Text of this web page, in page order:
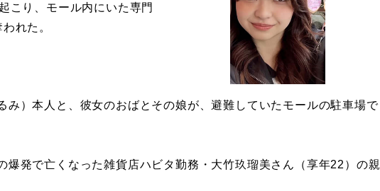
こり、モール内にいた専門
れた。
み）本人と、彼女のおばとその娘が、避難していたモールの駐車場で
発で亡くなった雑貨店ハビタ勤務・大竹玖瑠美さん（享年22）の親